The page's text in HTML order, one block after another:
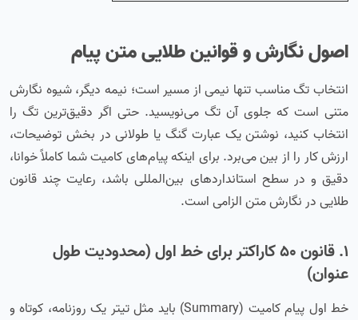
اصول نگارش و قوانین طلایی متن پیام
انتخاب تگ مناسب تنها نیمی از مسیر است؛ نیمه دیگر، شیوه نگارش
متنی است که جلوی آن تگ می‌نویسید. حتی اگر دقیق‌ترین تگ را
انتخاب کنید، نوشتن یک عبارت گنگ یا طولانی در بخش توضیحات،
ارزش کار را از بین می‌برد. برای اینکه پیام‌های کامیت شما کاملاً خوانا،
دقیق و در سطح استانداردهای بین‌المللی باشد، رعایت چند قانون
طلایی در نگارش متن الزامی است.
۱. قانون ۵۰ کاراکتر برای خط اول (محدودیت طول
عنوان)
خط اول پیام کامیت (Summary) باید مثل تیتر یک روزنامه، کوتاه و